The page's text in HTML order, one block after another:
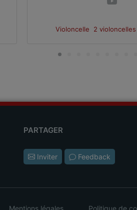
Violoncelle 2 violoncelles
PARTAGER
Inviter Feedback